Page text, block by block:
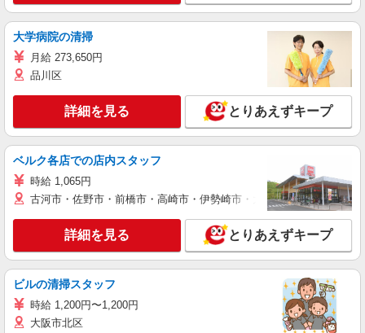
大学病院の清掃
月給 273,650円
品川区
詳細を見る とりあえずキープ
ベルク各店での店内スタッフ
時給 1,065円
古河市・佐野市・前橋市・高崎市・伊勢崎市・太田市・館林市・藤
詳細を見る とりあえずキープ
ビルの清掃スタッフ
時給 1,200円〜1,200円
大阪市北区